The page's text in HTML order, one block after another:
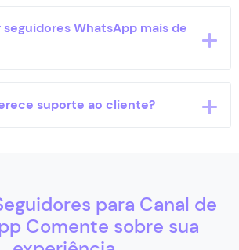
iniciais, a página também
maiores, podendo chegar até
WhatsApp mais de
podem ser realizados conforme
suporte ao cliente?
para Canal de
Comente sobre sua